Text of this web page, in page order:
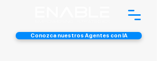
Conozca nuestros Agentes con IA